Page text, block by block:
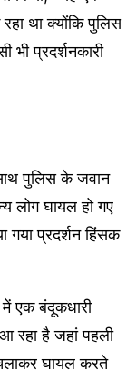
था क्योंकि पुलिस
भी प्रदर्शनकारी
पुलिस के जवान
लोग घायल हो गए
गया प्रदर्शन हिंसक
में एक बंदूकधारी
रहा है जहां पहली
घायल करते